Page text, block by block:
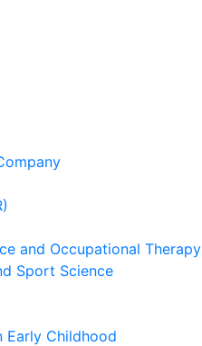
and Occupational Therapy
Sport Science
Early Childhood